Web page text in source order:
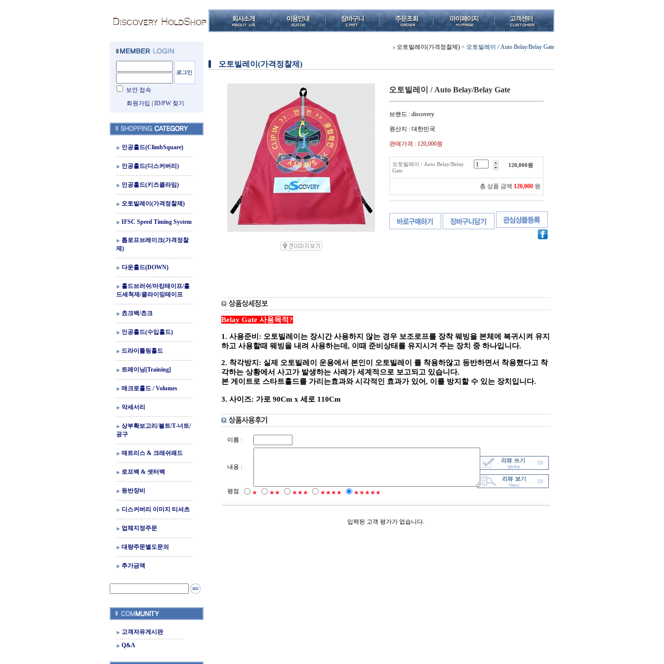
보안 접속
회원가입
ID/PW 찾기
인공홀드(ClimbSquare)
인공홀드(디스커버리)
인공홀드(키즈클라임)
오토빌레이(가격정찰제)
IFSC Speed Timing System
톱로프브레이크(가격정찰
제)
다운홀드(DOWN)
홀드브러쉬/마킹테이프/홀
드세척제/클라이밍테이프
쵸크백/쵸크
인공홀드(수입홀드)
드라이툴링홀드
트레이닝[Training]
매크로홀드 / Volumes
악세서리
상부확보고리/볼트/T-너트/
공구
매트리스 & 크래쉬패드
로프백 & 셋터백
등반장비
디스커버리 이미지 티셔츠
업체지정주문
대량주문별도문의
추가금액
고객자유게시판
Q&A
오토빌레이(가격정찰제) > 오토빌레이 / Auto Belay/Belay Gate
오토빌레이(가격정찰제)
오토빌레이 / Auto Belay/Belay Gate
브랜드 : discovery
원산지 : 대한민국
판매가격 : 120,000원
오토빌레이 / Auto Belay/Belay
Gate
120,000원
총 상품 금액 120,000 원
Belay Gate 사용목적?
1. 사용준비: 오토빌레이는 장시간 사용하지 않는 경우 보조로프를 장착 웨빙을 본체에 복귀시켜 유지
하고 사용할때 웨빙을 내려 사용하는데, 이때 준비상태를 유지시겨 주는 장치 중 하나입니다.
2. 착각방지: 실제 오토빌레이 운용에서 본인이 오토빌레이 를 착용하않고 등반하면서 착용했다고 착
각하는 상황에서 사고가 발생하는 사례가 세계적으로 보고되고 있습니다.
본 게이트로 스타트홀드를 가리는효과와 시각적인 효과가 있어, 이를 방지할 수 있는 장치입니다.
3. 사이즈: 가로 90Cm x 세로 110Cm
이름 :
내용 :
평점 ★ ★★ ★★★ ★★★★ ★★★★★
입력된 고객 평가가 없습니다.